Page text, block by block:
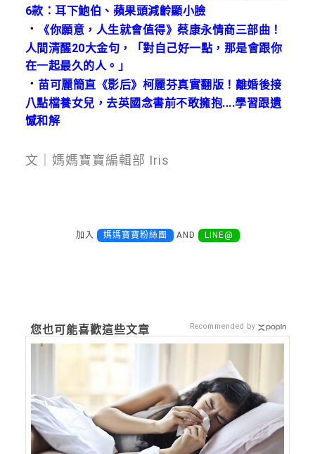
6款：耳下鮑伯、蘋果頭減齡顯小臉
．
《你願意，人生就會值得》蔡康永情商三部曲！
人間清醒20大金句，「對自己好一點，那是會跟你
在一起最久的人。」
． 苗可麗簡直《影后》柯麗芬真實翻版！離婚後接
八點檔養女兒，去英國念書前不敢擁抱....學習跟遺
憾和解
文｜媽媽寶寶編輯部 Iris
加入 媽媽寶寶粉絲團 AND LINE@
您也可能喜歡這些文章 Recommended by